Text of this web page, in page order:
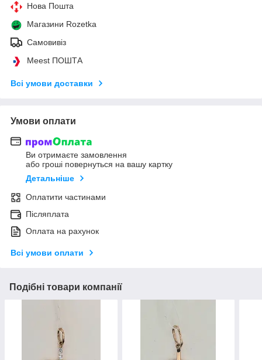
Нова Пошта
Магазини Rozetka
Самовивіз
Meest ПОШТА
Всі умови доставки
Умови оплати
Ви отримаєте замовлення
або гроші повернуться на вашу картку
Детальніше
Оплатити частинами
Післяплата
Оплата на рахунок
Всі умови оплати
Подібні товари компанії